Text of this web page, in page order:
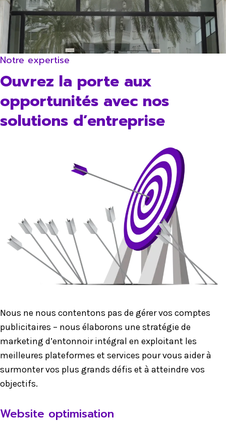
Notre expertise
Ouvrez la porte aux
opportunités avec nos
solutions d’entreprise
Nous ne nous contentons pas de gérer vos comptes
publicitaires – nous élaborons une stratégie de
marketing d’entonnoir intégral en exploitant les
meilleures plateformes et services pour vous aider à
surmonter vos plus grands défis et à atteindre vos
objectifs.
Website optimisation